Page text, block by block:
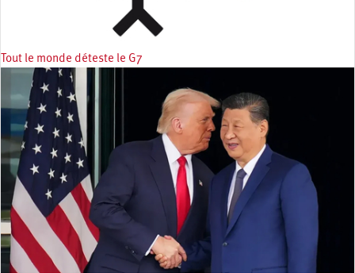
Tout le monde déteste le G7